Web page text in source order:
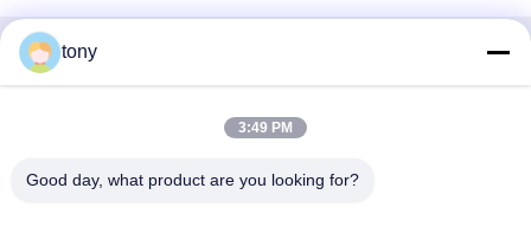
Γρήγορη επικοινωνία
- 518102, Guangdong, Κίνα
tony
3:49 PM
Good day, what product are you looking for?